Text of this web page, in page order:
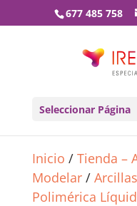
677 485 758
Seleccionar Página
Inicio / Tienda –
Modelar/
Polimérica